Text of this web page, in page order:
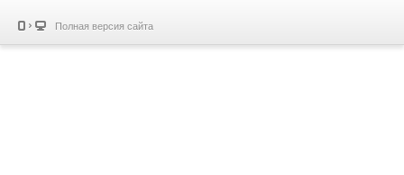
Полная версия сайта